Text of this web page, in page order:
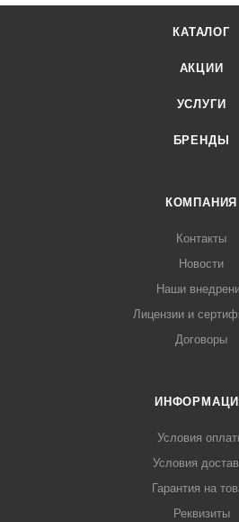
КАТАЛОГ
АКЦИИ
УСЛУГИ
БРЕНДЫ
КОМПАНИЯ
Контакты
Новости
Наши
Лицензии и
Договоры
Условия
Условия
Гарантия на
Реквизиты